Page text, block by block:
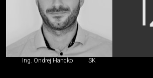
Ing. Ondrej Hancko SK